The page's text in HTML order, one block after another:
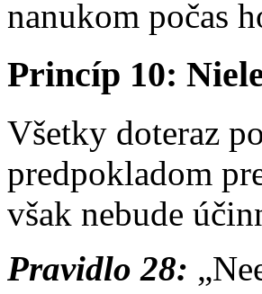
nanukom počas
Princíp 10:
Všetky doteraz
predpokladom
však nebude
Pravidlo 28: